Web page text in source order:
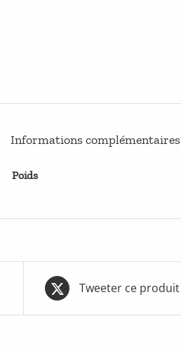
Informations complémentaires
Poids
Tweeter ce produit